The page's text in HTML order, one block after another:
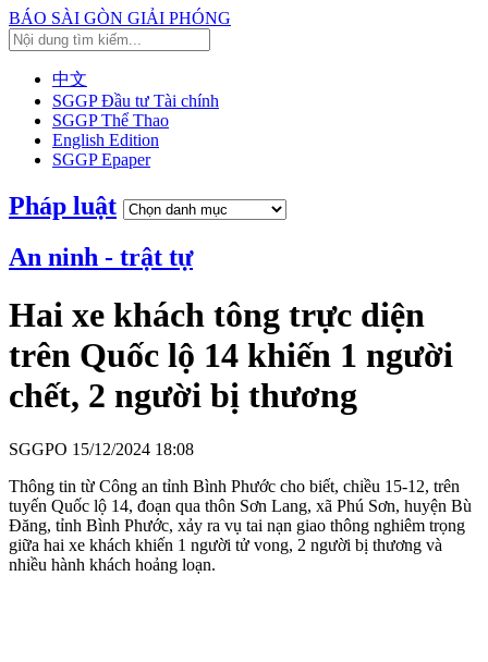
BÁO SÀI GÒN GIẢI PHÓNG
中文
SGGP Đầu tư Tài chính
SGGP Thể Thao
English Edition
SGGP Epaper
Pháp luật
An ninh - trật tự
Hai xe khách tông trực diện
trên Quốc lộ 14 khiến 1 người
chết, 2 người bị thương
SGGPO 15/12/2024 18:08
Thông tin từ Công an tỉnh Bình Phước cho biết, chiều 15-12, trên
tuyến Quốc lộ 14, đoạn qua thôn Sơn Lang, xã Phú Sơn, huyện Bù
Đăng, tỉnh Bình Phước, xảy ra vụ tai nạn giao thông nghiêm trọng
giữa hai xe khách khiến 1 người tử vong, 2 người bị thương và
nhiều hành khách hoảng loạn.